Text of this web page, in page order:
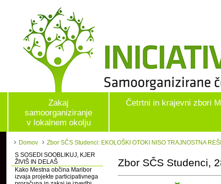
Zakaj
samoorganiziranje
v lokalnem okolju
Četrtni in krajevni zbori
Domov
Zbor SČS Studenci: EKOLOŠKI OTOKI NISO TRAJNOSTNA
S SOSEDI SOOBLIKUJ, KJER
ŽIVIŠ IN DELAŠ
Kako Mestna občina Maribor
izvaja projekte participativnega
Zbor SČS Studenci,